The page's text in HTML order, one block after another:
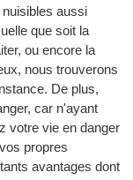
aussi
que soit la
ou encore la
nous trouverons
De plus,
car n'ayant
votre vie en danger
propres
avantages dont